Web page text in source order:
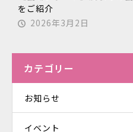
をご紹介
2026年3月2日
カテゴリー
お知らせ
イベント